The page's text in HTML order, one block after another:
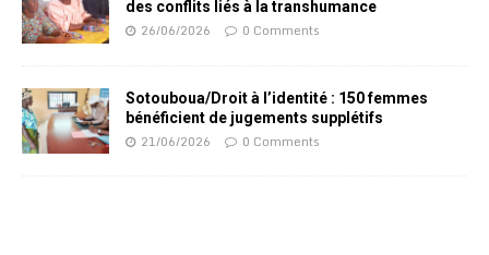
des conflits liés à la transhumance
26/06/2026 0 Comments
Sotouboua/Droit à l’identité : 150 femmes
bénéficient de jugements supplétifs
21/06/2026 0 Comments